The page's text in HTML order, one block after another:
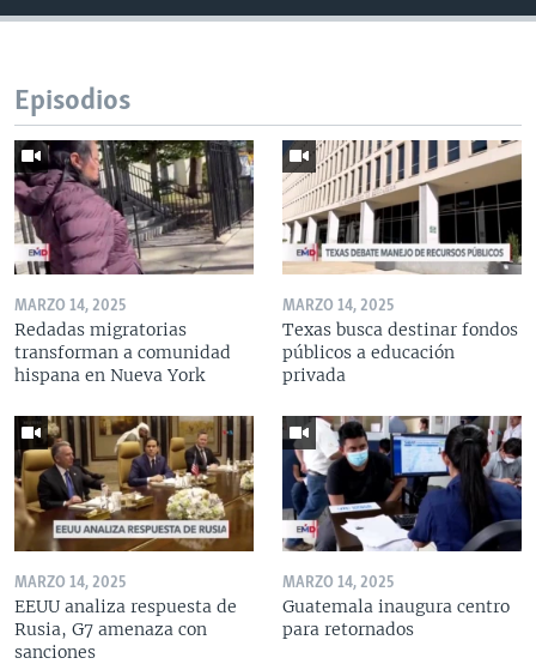
Episodios
MARZO 14, 2025
Redadas migratorias
transforman a comunidad
hispana en Nueva York
MARZO 14, 2025
Texas busca destinar fondos
públicos a educación
privada
MARZO 14, 2025
EEUU analiza respuesta de
Rusia, G7 amenaza con
sanciones
MARZO 14, 2025
Guatemala inaugura centro
para retornados